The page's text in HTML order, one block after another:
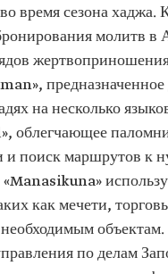
время сезона хаджа.
молитв
предназначенное
на несколько
облегчающее
и поиск маршрутов к
как мечети,
по делам